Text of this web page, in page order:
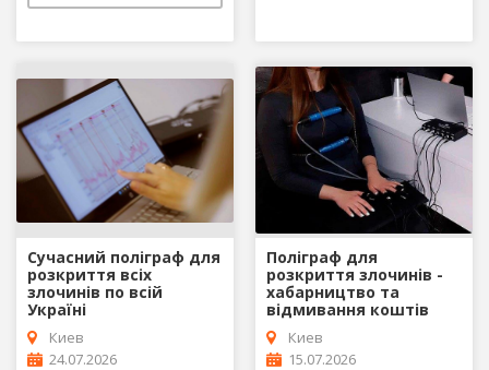
Сучасний поліграф для
розкриття всіх
злочинів по всій
Україні
Киев
24.07.2026
Поліграф для
розкриття злочинів -
хабарництво та
відмивання коштів
Киев
15.07.2026